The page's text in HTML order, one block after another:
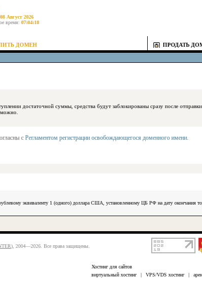
08 Август 2026
время: 07:04:18
ДОМЕН ПРОДАТЬ
суммы, средства будут заблокированы сразу после отправки заказа. После блокировки средств
с Регламентом регистрации освобождающегося доменного имени.
эквиваленту 1 (одного) доллара США, установленному ЦБ РФ на дату
), 2004—2026. Все права защищены.
Хостинг для сайтов
виртуальный хостинг
| VPS/VDS хостинг |